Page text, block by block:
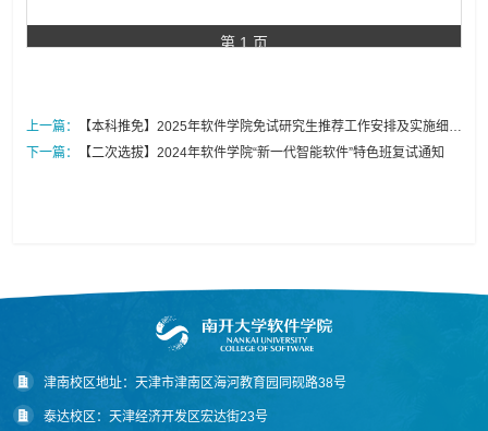
第 1 页
上一篇：
【本科推免】2025年软件学院免试研究生推荐工作安排及实施细则
公示
下一篇： 【二次选拔】2024年软件学院“新一代智能软件”特色班复试通知
津南校区地址：天津市津南区海河教育园同砚路38号
泰达校区：天津经济开发区宏达街23号